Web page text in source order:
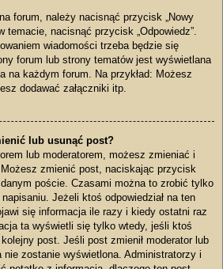
forum, należy nacisnąć przycisk „Nowy
temacie, nacisnąć przycisk „Odpowiedz”.
wiadomości trzeba będzie się
forum lub strony tematów jest wyświetlana
na każdym forum. Na przykład: Możesz
dodawać załączniki itp.
lub usunąć post?
lub moderatorem, możesz zmieniać i
zmienić post, naciskając przycisk
poście. Czasami można to zrobić tylko
Jeżeli ktoś odpowiedział na ten
się informacja ile razy i kiedy ostatni raz
ta wyświetli się tylko wtedy, jeśli ktoś
post. Jeśli post zmienił moderator lub
nie zostanie wyświetlona. Administratorzy i